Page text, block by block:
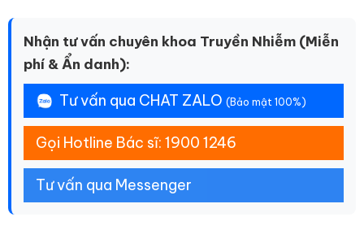
Nhận tư vấn chuyên khoa Truyền Nhiễm (Miễn
phí & Ẩn danh):
Tư vấn qua CHAT ZALO (Bảo mật 100%)
Gọi Hotline Bác sĩ: 1900 1246
Tư vấn qua Messenger